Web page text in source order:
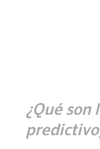
¿Qué son